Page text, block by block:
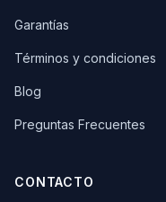
Garantías
Términos y condiciones
Blog
Preguntas Frecuentes
CONTACTO